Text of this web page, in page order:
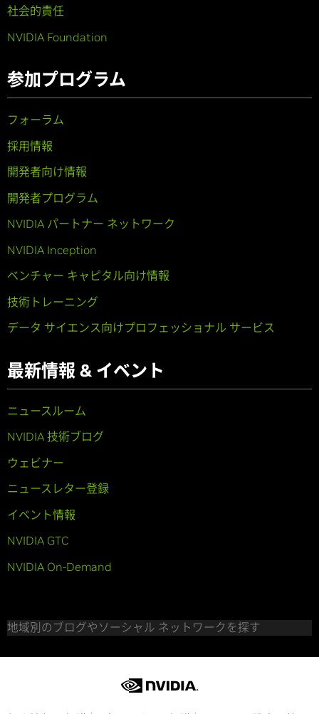
社会的責任
NVIDIA Foundation
参加プログラム
フォーラム
採用情報
開発者向け情報
開発者プログラム
NVIDIA パートナー ネットワーク
NVIDIA Inception
ベンチャー キャピタル向け情報
技術トレーニング
データ サイエンス向けプロフェッショナル サービス
最新情報 & イベント
ニュースルーム
NVIDIA 技術ブログ
ウェビナー
ニュースレター登録
イベント情報
NVIDIA GTC
NVIDIA On-Demand
地域別のブログやソーシャル ネットワークを探す